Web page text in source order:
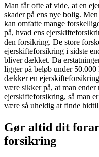
Man får ofte af vide, at en
skader på ens nye bolig.
kan omfatte mange
på, hvad ens
den forsikring. De store
ejerskifteforsikring i sidste
bliver dækket. Da
ligger på beløb under
dækker en
være sikker på, at man
ejerskifteforsikring, så man
være så uheldig at finde
Gør altid dit
forsikring